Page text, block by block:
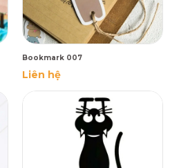
Bookmark 007
Liên hệ